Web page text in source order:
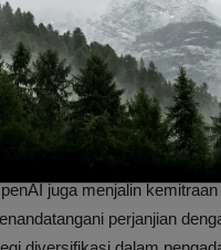
Kebutuhan
pada 2022, perusahaan ini
dan menjadi
permintaan yang terus
juga menjalin
perjanjian